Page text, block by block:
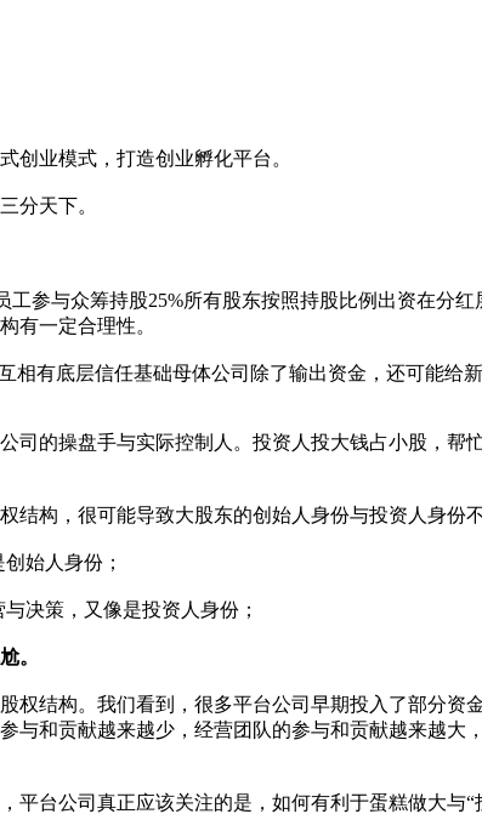
创业模式，打造创业孵化平台。
分天下。
参与众筹持股25%所有股东按照持股比例出资在分
有一定合理性。
相有底层信任基础母体公司除了输出资金，还可能给
司的操盘手与实际控制人。投资人投大钱占小股，
构，很可能导致大股东的创始人身份与投资人身份不
始人身份；
决策，又像是投资人身份；
。
权结构。我们看到，很多平台公司早期投入了部分
与和贡献越来越少，经营团队的参与和贡献越来越大
台公司真正应该关注的是，如何有利于蛋糕做大与